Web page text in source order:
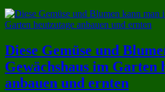
Diese Gemüse und
Gewächshaus im Garten
anbauen und ernten